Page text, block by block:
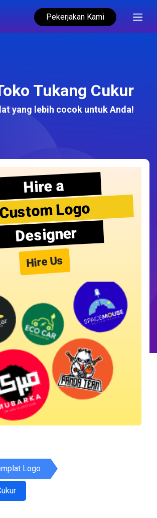
Pekerjakan Kami
Tukang Cukur
yang lebih cocok untuk Anda!
Hire a
Custom Logo
Designer
Hire Us
Logo